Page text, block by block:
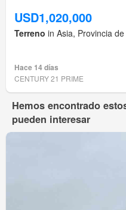
USD1,020,000
Terreno in Asia, Provincia
Hace 14 días
CENTURY 21 PRIME
Hemos encontrado
pueden interesar